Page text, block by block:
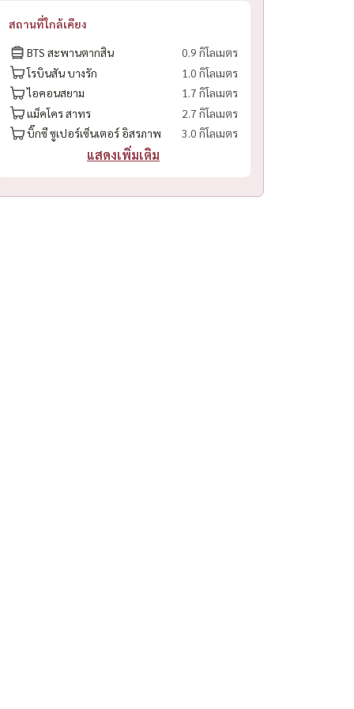
สถานที่ใกล้เคียง
BTS สะพานตากสิน
0.9 กิโลเมตร
โรบินสัน บางรัก
1.0 กิโลเมตร
ไอคอนสยาม
1.7 กิโลเมตร
แม็คโคร สาทร
2.7 กิโลเมตร
บิ๊กซี ซูเปอร์เซ็นเตอร์ อิสรภาพ
3.0 กิโลเมตร
แสดงเพิ่มเติม